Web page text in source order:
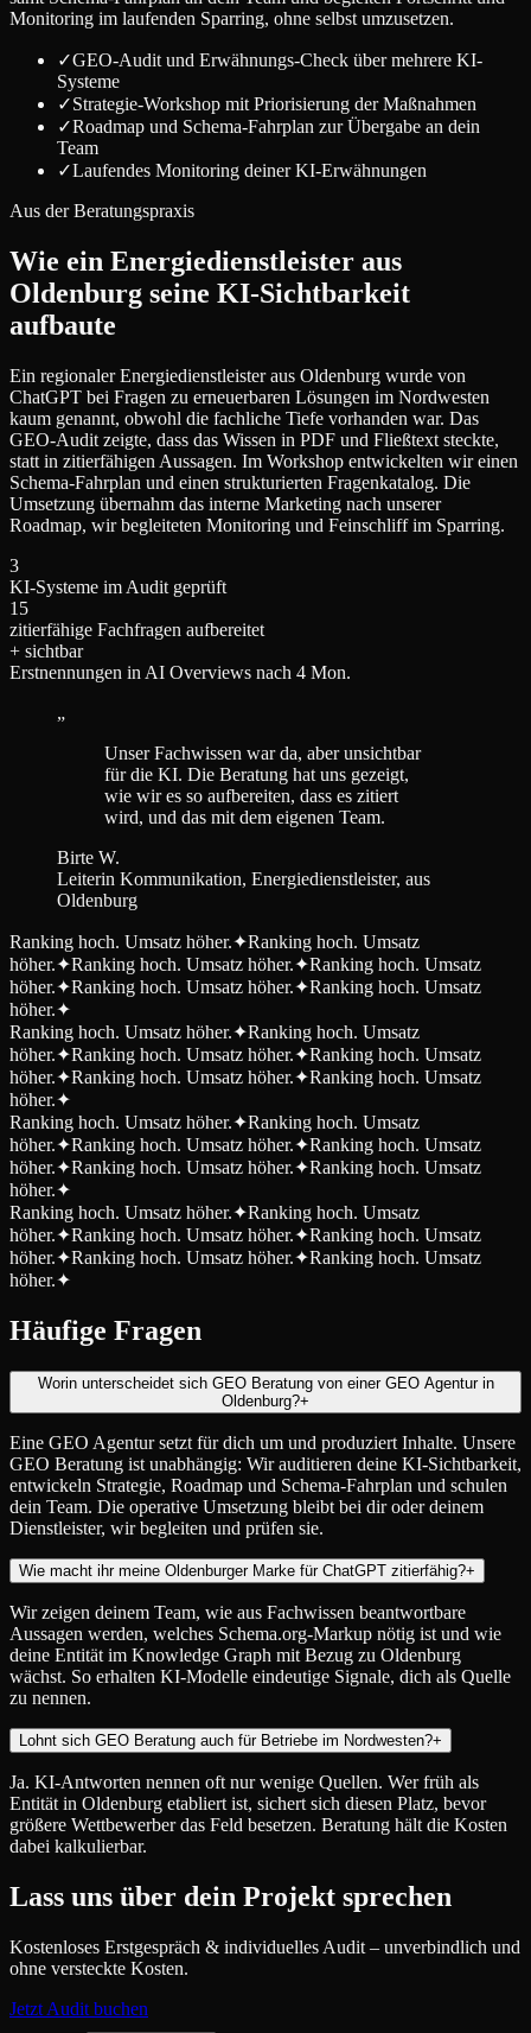
Monitoring im laufenden Sparring, ohne selbst umzusetzen.
✓GEO-Audit und Erwähnungs-Check über mehrere KI-
Systeme
✓Strategie-Workshop mit Priorisierung der Maßnahmen
✓Roadmap und Schema-Fahrplan zur Übergabe an dein
Team
✓Laufendes Monitoring deiner KI-Erwähnungen
Aus der Beratungspraxis
Wie ein Energiedienstleister aus
Oldenburg seine KI-Sichtbarkeit
aufbaute
Ein regionaler Energiedienstleister aus Oldenburg wurde von
ChatGPT bei Fragen zu erneuerbaren Lösungen im Nordwesten
kaum genannt, obwohl die fachliche Tiefe vorhanden war. Das
GEO-Audit zeigte, dass das Wissen in PDF und Fließtext steckte,
statt in zitierfähigen Aussagen. Im Workshop entwickelten wir einen
Schema-Fahrplan und einen strukturierten Fragenkatalog. Die
Umsetzung übernahm das interne Marketing nach unserer
Roadmap, wir begleiteten Monitoring und Feinschliff im Sparring.
3
KI-Systeme im Audit geprüft
15
zitierfähige Fachfragen aufbereitet
+ sichtbar
Erstnennungen in AI Overviews nach 4 Mon.
„
Unser Fachwissen war da, aber unsichtbar
für die KI. Die Beratung hat uns gezeigt,
wie wir es so aufbereiten, dass es zitiert
wird, und das mit dem eigenen Team.
Birte W.
Leiterin Kommunikation, Energiedienstleister, aus
Oldenburg
Ranking hoch. Umsatz höher.✦Ranking hoch. Umsatz
höher.✦Ranking hoch. Umsatz höher.✦Ranking hoch. Umsatz
höher.✦Ranking hoch. Umsatz höher.✦Ranking hoch. Umsatz
höher.✦
Ranking hoch. Umsatz höher.✦Ranking hoch. Umsatz
höher.✦Ranking hoch. Umsatz höher.✦Ranking hoch. Umsatz
höher.✦Ranking hoch. Umsatz höher.✦Ranking hoch. Umsatz
höher.✦
Ranking hoch. Umsatz höher.✦Ranking hoch. Umsatz
höher.✦Ranking hoch. Umsatz höher.✦Ranking hoch. Umsatz
höher.✦Ranking hoch. Umsatz höher.✦Ranking hoch. Umsatz
höher.✦
Ranking hoch. Umsatz höher.✦Ranking hoch. Umsatz
höher.✦Ranking hoch. Umsatz höher.✦Ranking hoch. Umsatz
höher.✦Ranking hoch. Umsatz höher.✦Ranking hoch. Umsatz
höher.✦
Häufige Fragen
Worin unterscheidet sich GEO Beratung von einer GEO Agentur in
Oldenburg?+
Eine GEO Agentur setzt für dich um und produziert Inhalte. Unsere
GEO Beratung ist unabhängig: Wir auditieren deine KI-Sichtbarkeit,
entwickeln Strategie, Roadmap und Schema-Fahrplan und schulen
dein Team. Die operative Umsetzung bleibt bei dir oder deinem
Dienstleister, wir begleiten und prüfen sie.
Wie macht ihr meine Oldenburger Marke für ChatGPT zitierfähig?+
Wir zeigen deinem Team, wie aus Fachwissen beantwortbare
Aussagen werden, welches Schema.org-Markup nötig ist und wie
deine Entität im Knowledge Graph mit Bezug zu Oldenburg
wächst. So erhalten KI-Modelle eindeutige Signale, dich als Quelle
zu nennen.
Lohnt sich GEO Beratung auch für Betriebe im Nordwesten?+
Ja. KI-Antworten nennen oft nur wenige Quellen. Wer früh als
Entität in Oldenburg etabliert ist, sichert sich diesen Platz, bevor
größere Wettbewerber das Feld besetzen. Beratung hält die Kosten
dabei kalkulierbar.
Lass uns über dein Projekt sprechen
Kostenloses Erstgespräch & individuelles Audit – unverbindlich und
ohne versteckte Kosten.
Jetzt Audit buchen